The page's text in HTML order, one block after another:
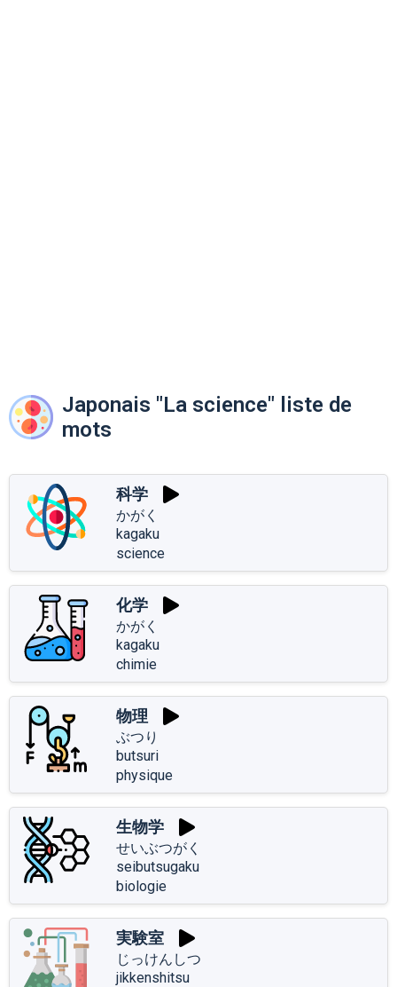
Japonais "La science" liste de
mots
科学
かがく
kagaku
science
化学
かがく
kagaku
chimie
物理
ぶつり
butsuri
physique
生物学
せいぶつがく
seibutsugaku
biologie
実験室
じっけんしつ
jikkenshitsu